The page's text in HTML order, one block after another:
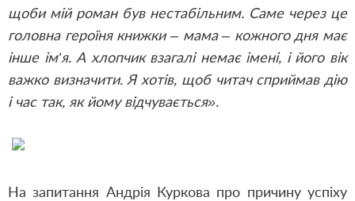
щоби мій роман був нестабільним. Саме через це
головна героїня книжки – мама – кожного дня має
інше ім’я. А хлопчик взагалі немає імені, і його вік
важко визначити. Я хотів, щоб читач сприймав дію
і час так, як йому відчувається».
На запитання Андрія Куркова про причину успіху